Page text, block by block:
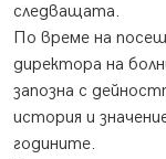
следващата.
По време на
директора на
запозна с
история и
годините.